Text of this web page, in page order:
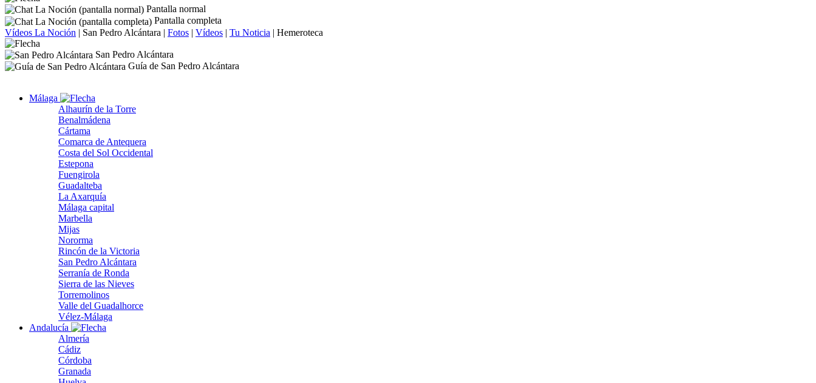
Pantalla normal
Pantalla completa
Vídeos La Noción | San Pedro Alcántara | Fotos | Vídeos | Tu Noticia | Hemeroteca
San Pedro Alcántara
Guía de San Pedro Alcántara
Málaga
Alhaurín de la Torre
Benalmádena
Cártama
Comarca de Antequera
Costa del Sol Occidental
Estepona
Fuengirola
Guadalteba
La Axarquía
Málaga capital
Marbella
Mijas
Nororma
Rincón de la Victoria
San Pedro Alcántara
Serranía de Ronda
Sierra de las Nieves
Torremolinos
Valle del Guadalhorce
Vélez-Málaga
Andalucía
Almería
Cádiz
Córdoba
Granada